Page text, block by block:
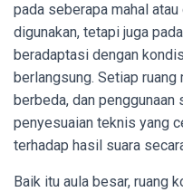
pada seberapa mahal
digunakan, tetapi juga
beradaptasi dengan
berlangsung. Setiap
berbeda, dan
penyesuaian teknis yang
terhadap hasil suara
Baik itu aula besar, ruang